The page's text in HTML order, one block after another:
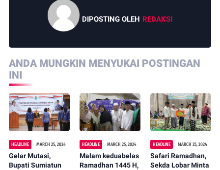
DIPOSTING OLEH REDAKSI
ANDA MUNGKIN MENYUKAI POSTINGAN
INI
HEADLINE MARCH 25, 2024
Gelar Mutasi,
Bupati Sumiatun
HEADLINE MARCH 25, 2024
Malam keduabelas
Ramadhan 1445 H,
HEADLINE MARCH 25, 2024
Safari Ramadhan,
Sekda Lobar Minta